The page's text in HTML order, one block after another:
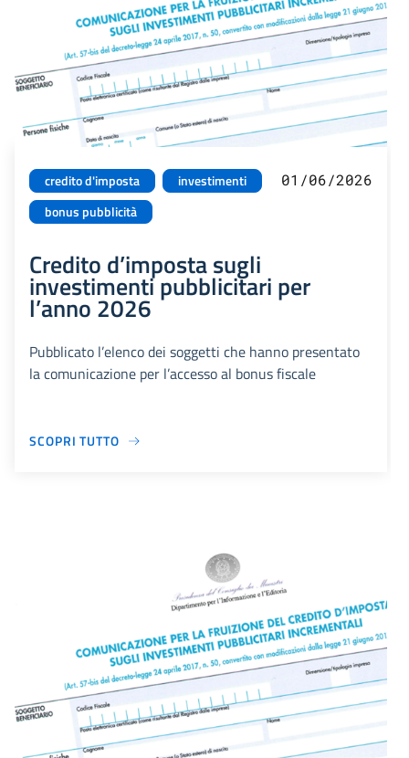
credito d'imposta
investimenti
bonus pubblicità
01/06/2026
Credito d’imposta sugli
investimenti pubblicitari per
l’anno 2026
Pubblicato l’elenco dei soggetti che hanno presentato
la comunicazione per l’accesso al bonus fiscale
SCOPRI TUTTO